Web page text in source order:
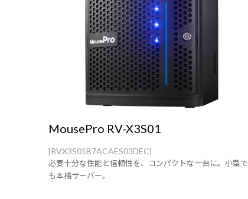
MousePro RV-X3S01
[RVX3S01B7ACAES03DEC]
必要十分な性能と信頼性を、コンパクトな一台に。小型で
も本格サーバー。